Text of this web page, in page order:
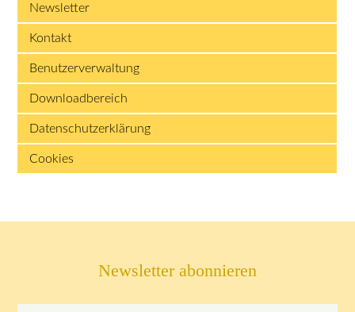
Newsletter
Kontakt
Benutzerverwaltung
Downloadbereich
Datenschutzerklärung
Cookies
Newsletter abonnieren